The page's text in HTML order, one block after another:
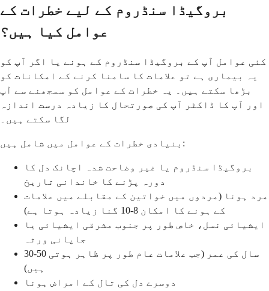
بروگیڈا سنڈروم کے لیے خطرات کے
عوامل کیا ہیں؟
کئی عوامل آپ کے بروگیڈا سنڈروم کے ہونے یا اگر آپ کو
یہ بیماری ہے تو علامات کا سامنا کرنے کے امکانات کو
بڑھا سکتے ہیں۔ یہ خطرات کے عوامل کو سمجھنے سے آپ
اور آپ کا ڈاکٹر آپ کی صورتحال کا زیادہ درست اندازہ
لگا سکتے ہیں۔
بنیادی خطرات کے عوامل میں شامل ہیں:
بروگیڈا سنڈروم یا غیر وضاحت شدہ اچانک دل کا
دورہ پڑنے کا خاندانی تاریخ
مرد ہونا (مردوں میں خواتین کے مقابلے میں علامات
کے ہونے کا امکان 8-10 گنا زیادہ ہوتا ہے)
ایشیائی نسل، خاص طور پر جنوب مشرقی ایشیائی یا
جاپانی ورثہ
30-50 سال کی عمر (جب علامات عام طور پر ظاہر ہوتی
ہیں)
دوسرے دل کی تال کے امراض ہونا